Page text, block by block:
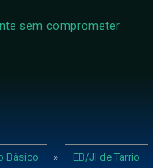
Básico » EB/JI de Tarrio